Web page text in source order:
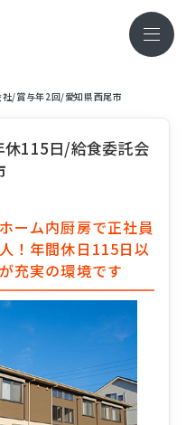
/賞与年2回/愛知県西尾市
休115日/給食委託会
ーム内厨房で正社員
！年間休日115日以
充実の環境です